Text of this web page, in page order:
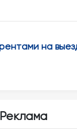
на
Реклама